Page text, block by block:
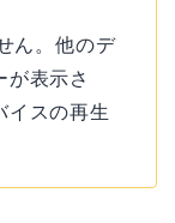
ん。他のデ
が表示さ
イスの再生